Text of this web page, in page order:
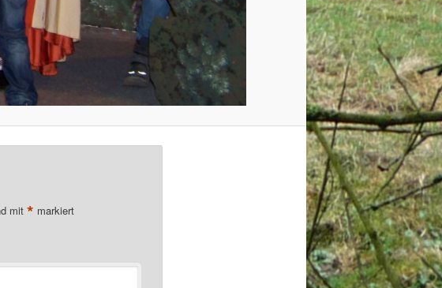
mit * markiert